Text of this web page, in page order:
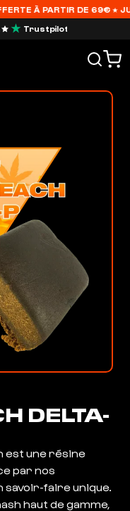
À PARTIR DE 69€ ★
Trustpilot
DELTA-
est une résine
par nos
savoir-faire unique.
haut de gamme,